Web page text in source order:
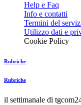
Help e Faq
Info e contatti
Termini del
Utilizzo dati e
Cookie Policy
Rubriche
Rubriche
il settimanale di